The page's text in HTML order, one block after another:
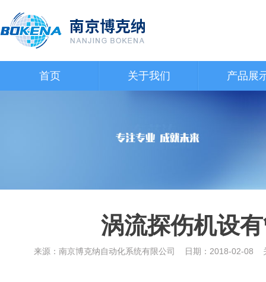
首页 关于我们 产品展
涡流探伤机设
来源：南京博克纳自动化系统有限公司 日期：2018-02-08